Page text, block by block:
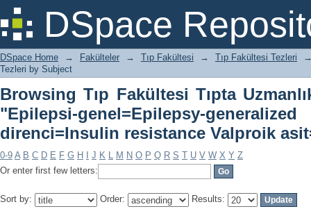
DSpace
Browsing Tıp Fakültesi Tıpta
genel=Epilepsy-generalized
asit=Valproic acid"
DSpace Home → Fakülteler → Tıp Fakültesi → Tıp Fakültesi Tezleri
Tezleri by Subject
Browsing Tıp Fakültesi Tıpta
"Epilepsi-genel=Epilepsy-
direnci=Insulin resistance Valproik
0-9 A B C D E F G H J K L M N O P Q R S T U V W X Y Z
Or enter first few letters:
Sort by: Order: Results: